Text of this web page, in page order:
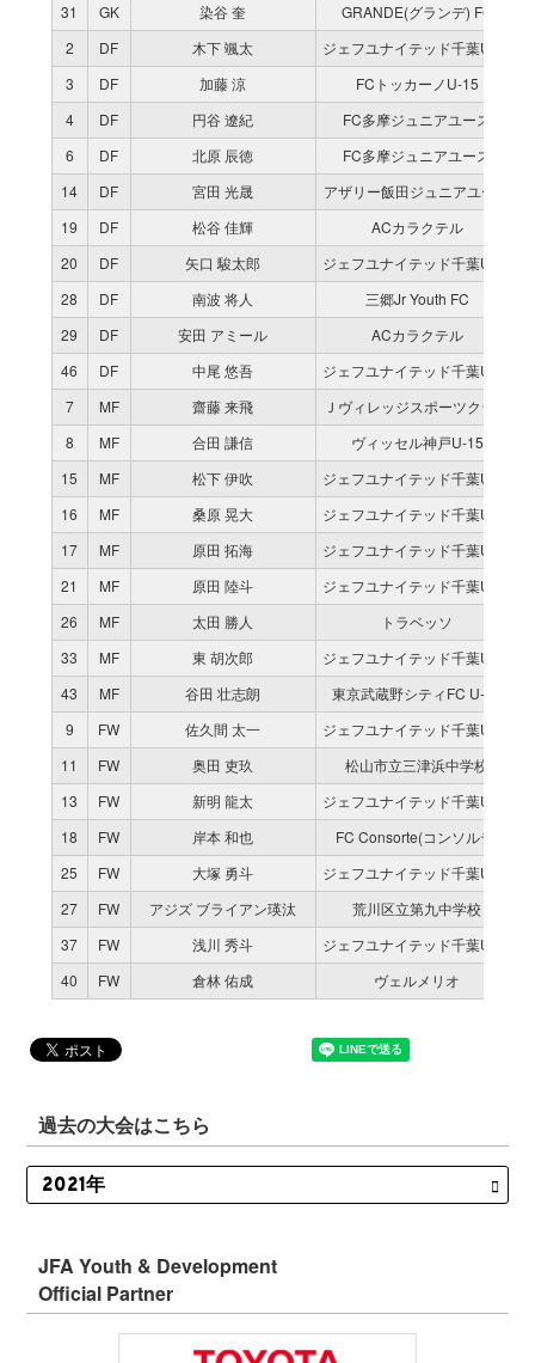
31
GK 染谷 奎
GRANDE(グランデ) FC
2
DF 木下 颯太
ジェフユナイテッド千葉U-15
3
DF 加藤 涼
FCトッカーノU-15
4
DF 円谷 遼紀
FC多摩ジュニアユース
6
DF 北原 辰徳
FC多摩ジュニアユース
14
DF 宮田 光晟
アザリー飯田ジュニアユース
19
DF 松谷 佳輝
ACカラクテル
20
DF 矢口 駿太郎
ジェフユナイテッド千葉U-15
28
DF 南波 将人
三郷Jr Youth FC
29
DF 安田 アミール
ACカラクテル
46
DF 中尾 悠吾
ジェフユナイテッド千葉U-15
7
MF 齋藤 来飛
Ｊヴィレッジスポーツクラブ
8
MF 合田 謙信
ヴィッセル神戸U-15
15
MF 松下 伊吹
ジェフユナイテッド千葉U-15
16
MF 桑原 晃大
ジェフユナイテッド千葉U-15
17
MF 原田 拓海
ジェフユナイテッド千葉U-15
21
MF 原田 陸斗
ジェフユナイテッド千葉U-15
26
MF 太田 勝人
トラベッソ
33
MF 東 胡次郎
ジェフユナイテッド千葉U-15
43
MF 谷田 壮志朗
東京武蔵野シティFC U-15
9
FW 佐久間 太一
ジェフユナイテッド千葉U-15
11
FW 奥田 吏玖
松山市立三津浜中学校
13
FW 新明 龍太
ジェフユナイテッド千葉U-15
18
FW 岸本 和也
FC Consorte(コンソルテ)
25
FW 大塚 勇斗
ジェフユナイテッド千葉U-15
27
FW アジズ ブライアン瑛汰
荒川区立第九中学校
37
FW 浅川 秀斗
ジェフユナイテッド千葉U-15
40
FW 倉林 佑成 ヴェルメリオ
過去の大会はこちら
JFA Youth & Development
Official Partner